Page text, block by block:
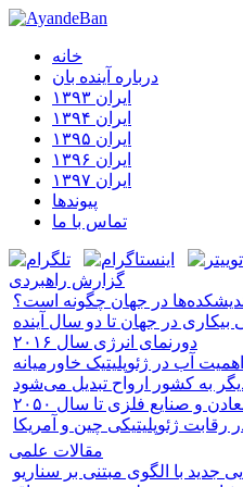
خانه
درباره آینده‌ بان
ایران ۱۳۹۳
ایران ۱۳۹۴
ایران ۱۳۹۵
ایران ۱۳۹۶
ایران ۱۳۹۷
پیوندها
تماس با ما
گزارش راهبردی
در جهان چگونه است؟
بیکاری در جهان تا دو سال آینده
دورنمای انرژی سال ۲۰۱۶
اهمیت آب در ژئوپلیتیک خاورمیانه
و صنایع فلزی تا سال ۲۰۵۰
رقابت ژئوپلیتیکی چین و آمریکا
مقالات علمی
جدید با الگوی مبتنی بر سناریو